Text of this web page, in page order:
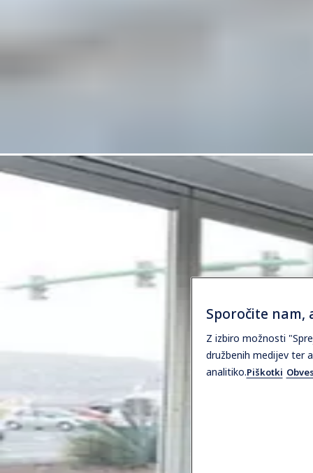
Sporočite nam,
Z izbiro možnosti
družbenih medijev ter
analitiko.Piškotki